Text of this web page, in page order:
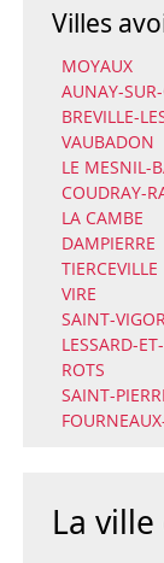
Villes
MOYAUX
AUNAY-
BREVILLE-
VAUBADON
LE MESNIL-
COUDRAY-
LA CAMBE
DAMPIERRE
TIERCEVILLE
VIRE
SAINT-
LESSARD-
ROTS
SAINT-
La ville